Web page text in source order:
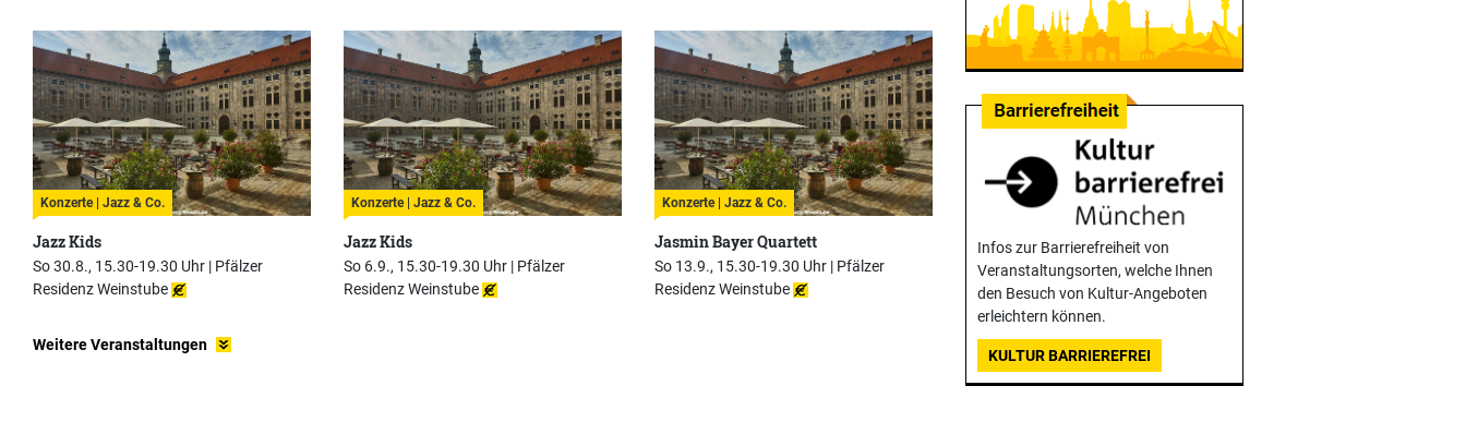
Konzerte | Jazz & Co.
Jazz Kids
So 30.8., 15.30-19.30 Uhr | Pfälzer
Residenz Weinstube
Konzerte | Jazz & Co.
Jazz Kids
So 6.9., 15.30-19.30 Uhr | Pfälzer
Residenz Weinstube
Konzerte | Jazz & Co.
Jasmin Bayer Quartett
So 13.9., 15.30-19.30 Uhr | Pfälzer
Residenz Weinstube
Weitere Veranstaltungen
Infos zur Barrierefreiheit von
Veranstaltungsorten, welche Ihnen
den Besuch von Kultur-Angeboten
erleichtern können.
KULTUR BARRIEREFREI